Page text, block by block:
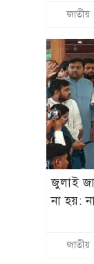
জাতীয়
জুলাই
না হয়:
জাতীয়